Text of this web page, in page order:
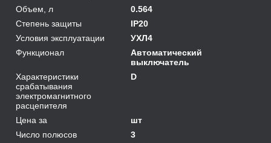
Объем, л
0.564
Степень защиты
IP20
Условия эксплуатации
УХЛ4
Функционал
Автоматический
выключатель
Характеристики
срабатывания
электромагнитного
расцепителя
D
Цена за
шт
Число полюсов
3